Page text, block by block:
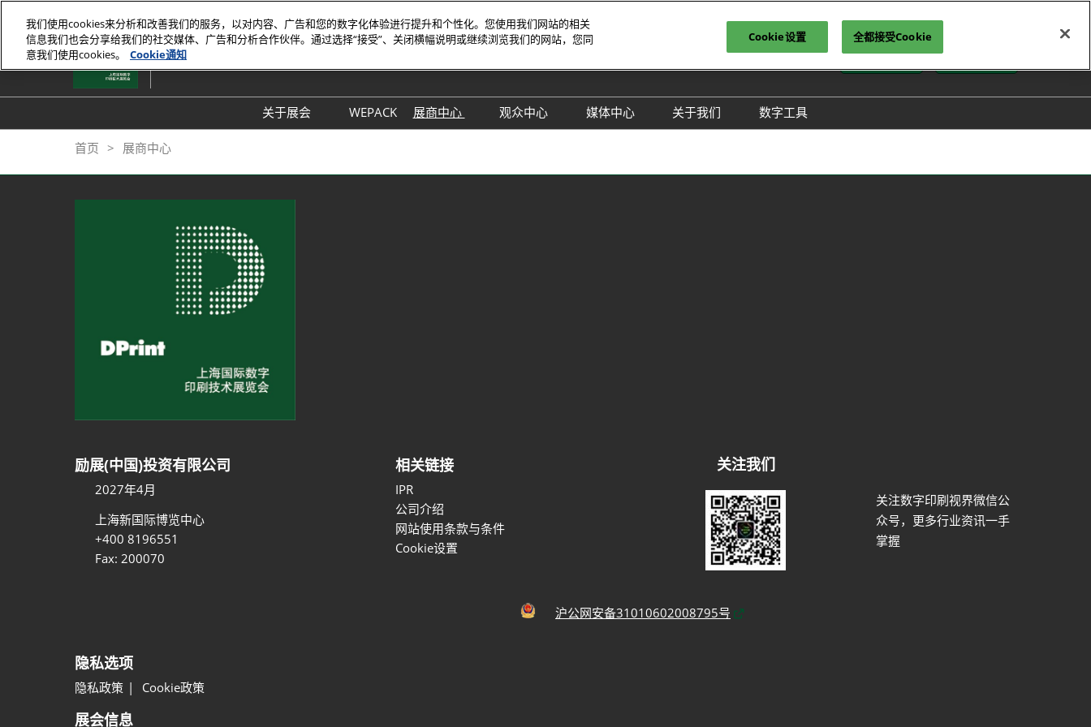
接
跳
转
至
容
2027年4月
上海新国际博览中心
中文
English
报名参观
关于展会
展品范围
交通信息
WEPACK
展商中心
参展理由
观众中心
TAP特邀买家商贸配对
媒体中心
行业新闻
关于我们
联系方式
数字工具
励展通
首页 展商中心
励展(中国)投资有限公司
2027年4月
上海新国际博览中心
+400 8196551
Fax: 200070
相关链接
IPR
公司介绍
网站使用条款与条件
Cookie设置
关注我们
关注数字印刷视界微信公
众号，更多行业资讯一手
掌握
沪公网安备31010602008795号
隐私选项
隐私政策 Cookie政策
展会信息
我们使用cookies来分析和改善我们的服务，以对内容、广告和您的数字化体验进行提升和个性化。您使用我们网站的相关
信息我们也会分享给我们的社交媒体、广告和分析合作伙伴。通过选择“接受”、关闭横幅说明或继续浏览我们的网站，您同
意我们使用cookies。
Cookie通知
Cookie设置 全都接受Cookie